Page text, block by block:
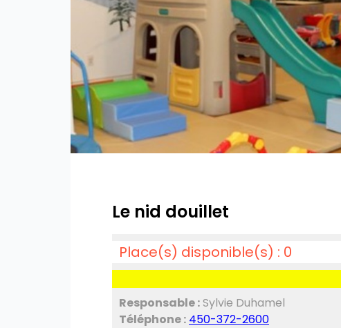
Le nid douillet
Place(s) disponible(s) : 0
Responsable :Sylvie Duhamel
Téléphone : 450-372-2600